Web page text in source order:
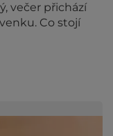
večer přichází
Co stojí